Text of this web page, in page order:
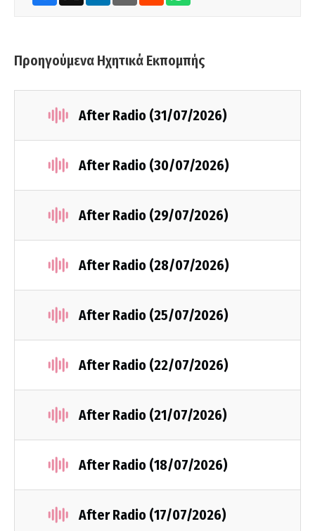
Προηγούμενα Ηχητικά Εκπομπής
After Radio (31/07/2026)
After Radio (30/07/2026)
After Radio (29/07/2026)
After Radio (28/07/2026)
After Radio (25/07/2026)
After Radio (22/07/2026)
After Radio (21/07/2026)
After Radio (18/07/2026)
After Radio (17/07/2026)